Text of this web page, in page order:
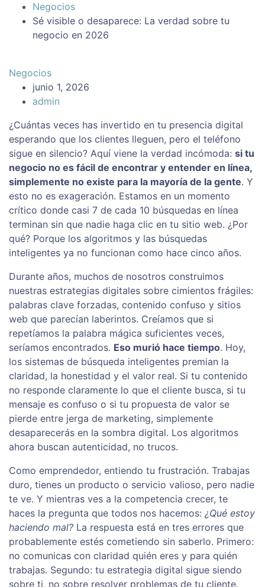
Negocios
Sé visible o desaparece: La verdad sobre tu
negocio en 2026
Negocios
junio 1, 2026
admin
¿Cuántas veces has invertido en tu presencia digital
esperando que los clientes lleguen, pero el teléfono
sigue en silencio? Aquí viene la verdad incómoda: si tu
negocio no es fácil de encontrar y entender en línea,
simplemente no existe para la mayoría de la gente. Y
esto no es exageración. Estamos en un momento
crítico donde casi 7 de cada 10 búsquedas en línea
terminan sin que nadie haga clic en tu sitio web. ¿Por
qué? Porque los algoritmos y las búsquedas
inteligentes ya no funcionan como hace cinco años.
Durante años, muchos de nosotros construimos
nuestras estrategias digitales sobre cimientos frágiles:
palabras clave forzadas, contenido confuso y sitios
web que parecían laberintos. Creíamos que si
repetíamos la palabra mágica suficientes veces,
seríamos encontrados. Eso murió hace tiempo. Hoy,
los sistemas de búsqueda inteligentes premian la
claridad, la honestidad y el valor real. Si tu contenido
no responde claramente lo que el cliente busca, si tu
mensaje es confuso o si tu propuesta de valor se
pierde entre jerga de marketing, simplemente
desaparecerás en la sombra digital. Los algoritmos
ahora buscan autenticidad, no trucos.
Como emprendedor, entiendo tu frustración. Trabajas
duro, tienes un producto o servicio valioso, pero nadie
te ve. Y mientras ves a la competencia crecer, te
haces la pregunta que todos nos hacemos: ¿Qué estoy
haciendo mal? La respuesta está en tres errores que
probablemente estés cometiendo sin saberlo. Primero:
no comunicas con claridad quién eres y para quién
trabajas. Segundo: tu estrategia digital sigue siendo
sobre ti, no sobre resolver problemas de tu cliente.